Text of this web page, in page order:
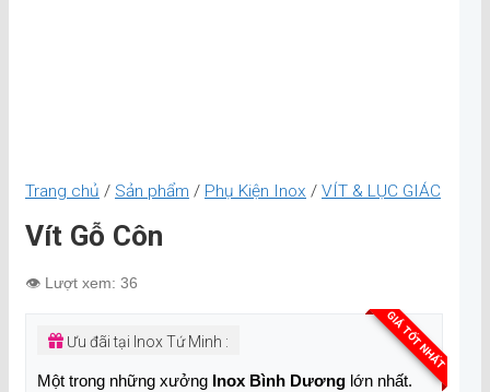
Trang chủ / Sản phẩm / Phụ Kiện Inox / VÍT & LỤC GIÁC
Vít Gỗ Côn
👁️ Lượt xem: 36
GIÁ TỐT NHẤT
Ưu đãi tại Inox Tứ Minh :
Một trong những xưởng Inox Bình Dương lớn nhất.